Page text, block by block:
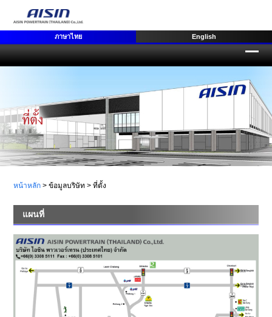
ภาษาไทย English
หน้าหลัก > ข้อมูลบริษัท >ที่ตั้ง
แผนที่